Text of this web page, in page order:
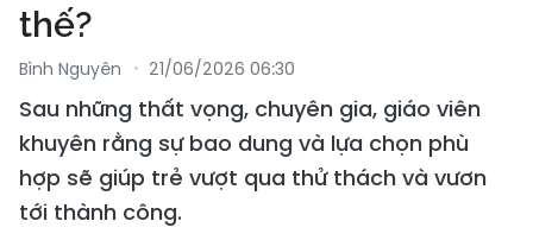
thế?
Bình Nguyên 21/06/2026 06:30
Sau những thất vọng, chuyên gia, giáo viên
khuyên rằng sự bao dung và lựa chọn phù
hợp sẽ giúp trẻ vượt qua thử thách và vươn
tới thành công.